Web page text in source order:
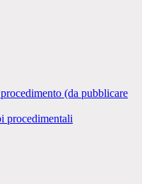
(da pubblicare
procedimentali